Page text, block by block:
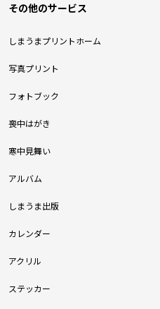
その他のサービス
しまうまプリントホーム
写真プリント
フォトブック
喪中はがき
寒中見舞い
アルバム
しまうま出版
カレンダー
アクリル
ステッカー